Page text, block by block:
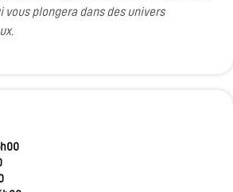
plongera dans des univers